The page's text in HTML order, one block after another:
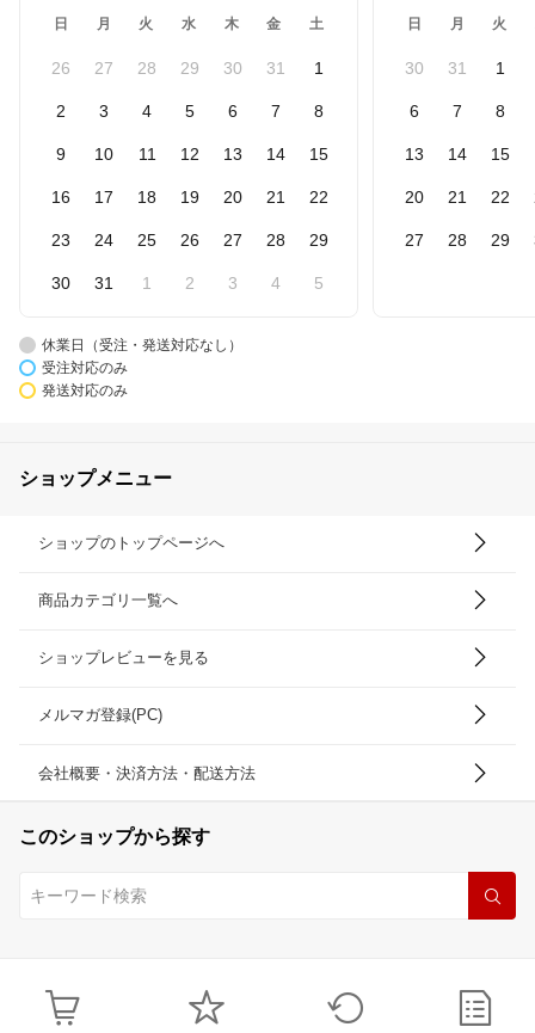
日 月 火 水 木 金 土
26 27 28 29 30 31 1
2 3 4 5 6 7 8
9 10 11 12 13 14 15
16 17 18 19 20 21 22
23 24 25 26 27 28 29
30 31 1 2 3 4 5
日 月 火
30 31 1
6 7 8
13 14 15
20 21 22
27 28 29
休業日（受注・発送対応なし）
受注対応のみ
発送対応のみ
ショップメニュー
ショップのトップページへ
商品カテゴリ一覧へ
ショップレビューを見る
メルマガ登録(PC)
会社概要・決済方法・配送方法
このショップから探す